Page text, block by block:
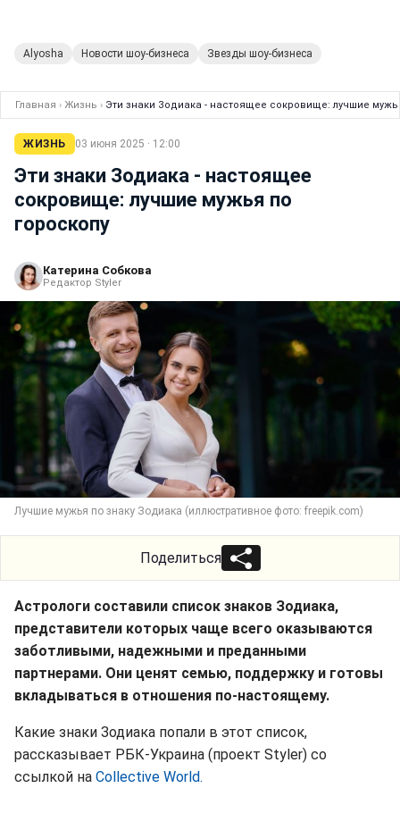
Alyosha Новости шоу-бизнеса Звезды шоу-бизнеса
Главная › Жизнь › Эти знаки Зодиака - настоящее сокровище: лучшие
ЖИЗНЬ 03 июня 2025 · 12:00
Эти знаки Зодиака - настоящее
сокровище: лучшие мужья по
гороскопу
Катерина Собкова
Редактор Styler
Лучшие мужья по знаку Зодиака (иллюстративное фото: freepik.com)
Поделиться
Астрологи составили список знаков Зодиака,
представители которых чаще всего оказываются
заботливыми, надежными и преданными
партнерами. Они ценят семью, поддержку и готовы
вкладываться в отношения по-настоящему.
Какие знаки Зодиака попали в этот список,
рассказывает РБК-Украина (проект Styler) со
ссылкой на Collective World.